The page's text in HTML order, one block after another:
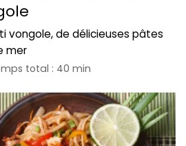
vongole, de délicieuses pâtes
mer
total : 40 min